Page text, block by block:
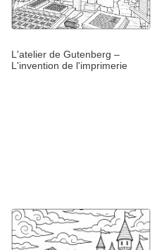
L'atelier de Gutenberg –
L'invention de l'imprimerie